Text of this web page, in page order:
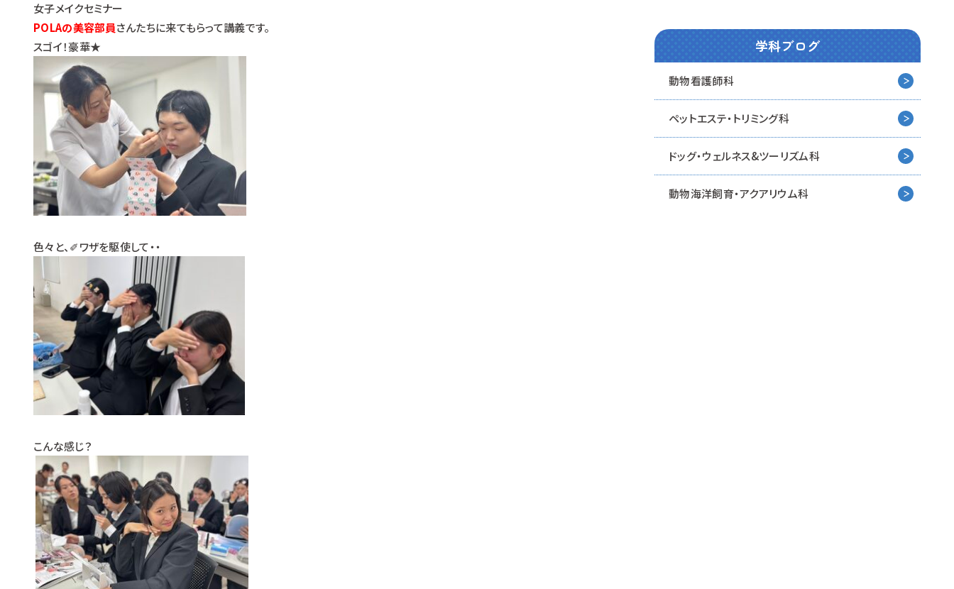
女子メイクセミナー
POLAの美容部員さんたちに来てもらって講義です。
スゴイ！豪華★
色々と、✐ワザを駆使して・・
こんな感じ？
学科ブログ
動物看護師科
ペットエステ・トリミング科
ドッグ・ウェルネス&ツーリズム科
動物海洋飼育・アクアリウム科